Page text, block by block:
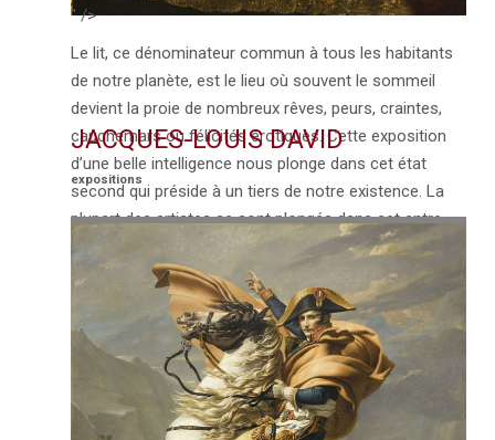
" />
Le lit, ce dénominateur commun à tous les habitants
de notre planète, est le lieu où souvent le sommeil
devient la proie de nombreux rêves, peurs, craintes,
cauchemars ou félicités érotiques. Cette exposition
d’une belle intelligence nous plonge dans cet état
second qui préside à un tiers de notre existence. La
plupart des artistes se sont plongés dans cet entre-
deux pour en explorer toutes les facettes. De
Rembrandt à …
VOIR L'ARTICLE →
JACQUES-LOUIS DAVID
expositions